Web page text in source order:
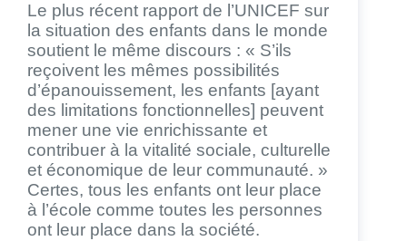
Le plus récent rapport de l’UNICEF sur
la situation des enfants dans le monde
soutient le même discours : « S’ils
reçoivent les mêmes possibilités
d’épanouissement, les enfants [ayant
des limitations fonctionnelles] peuvent
mener une vie enrichissante et
contribuer à la vitalité sociale, culturelle
et économique de leur communauté. »
Certes, tous les enfants ont leur place
à l’école comme toutes les personnes
ont leur place dans la société.